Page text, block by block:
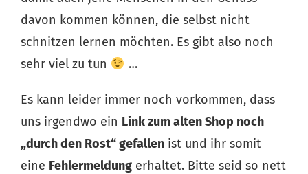
davon kommen können, die selbst nicht
schnitzen lernen möchten. Es gibt also noch
sehr viel zu tun
…
Es kann leider immer noch vorkommen, dass
uns irgendwo ein Link zum alten Shop noch
„durch den Rost“ gefallen ist und ihr somit
eine Fehlermeldung erhaltet. Bitte seid so nett